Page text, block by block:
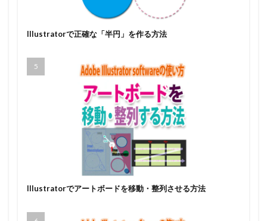
Illustratorで正確な「半円」を作る方法
Illustratorでアートボードを移動・整列させる方法